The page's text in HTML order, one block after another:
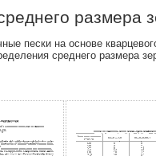
размера
пески на основе
среднего размера